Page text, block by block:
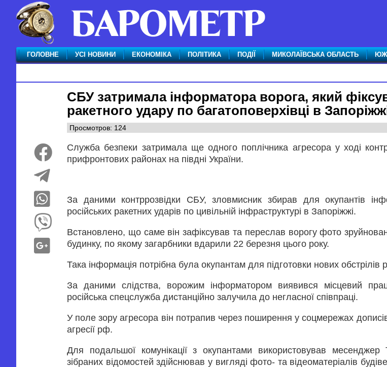
ГОЛОВНЕ УСІ НОВИНИ ЕКОНОМІКА ПОЛІТИКА ПОДІЇ МИКОЛАЇВСЬКА ОБЛАСТЬ
СБУ затримала інформатора ворога, який
ракетного удару по багатоповерхівці в
Просмотров: 124
Служба безпеки затримала ще одного поплічника агресора у ході
прифронтових районах на півдні України.
За даними контррозвідки СБУ, зловмисник збирав для окупантів
російських ракетних ударів по цивільній інфраструктурі в Запоріжжі.
Встановлено, що саме він зафіксував та переслав ворогу фото
будинку, по якому загарбники вдарили 22 березня цього року.
Така інформація потрібна була окупантам для підготовки нових обстрілів
За даними слідства, ворожим інформатором виявився місцевий
російська спецслужба дистанційно залучила до негласної співпраці.
У поле зору агресора він потрапив через поширення у соцмережах
агресії рф.
Для подальшої комунікації з окупантами використовував
зібраних відомостей здійснював у вигляді фото- та відеоматеріалів